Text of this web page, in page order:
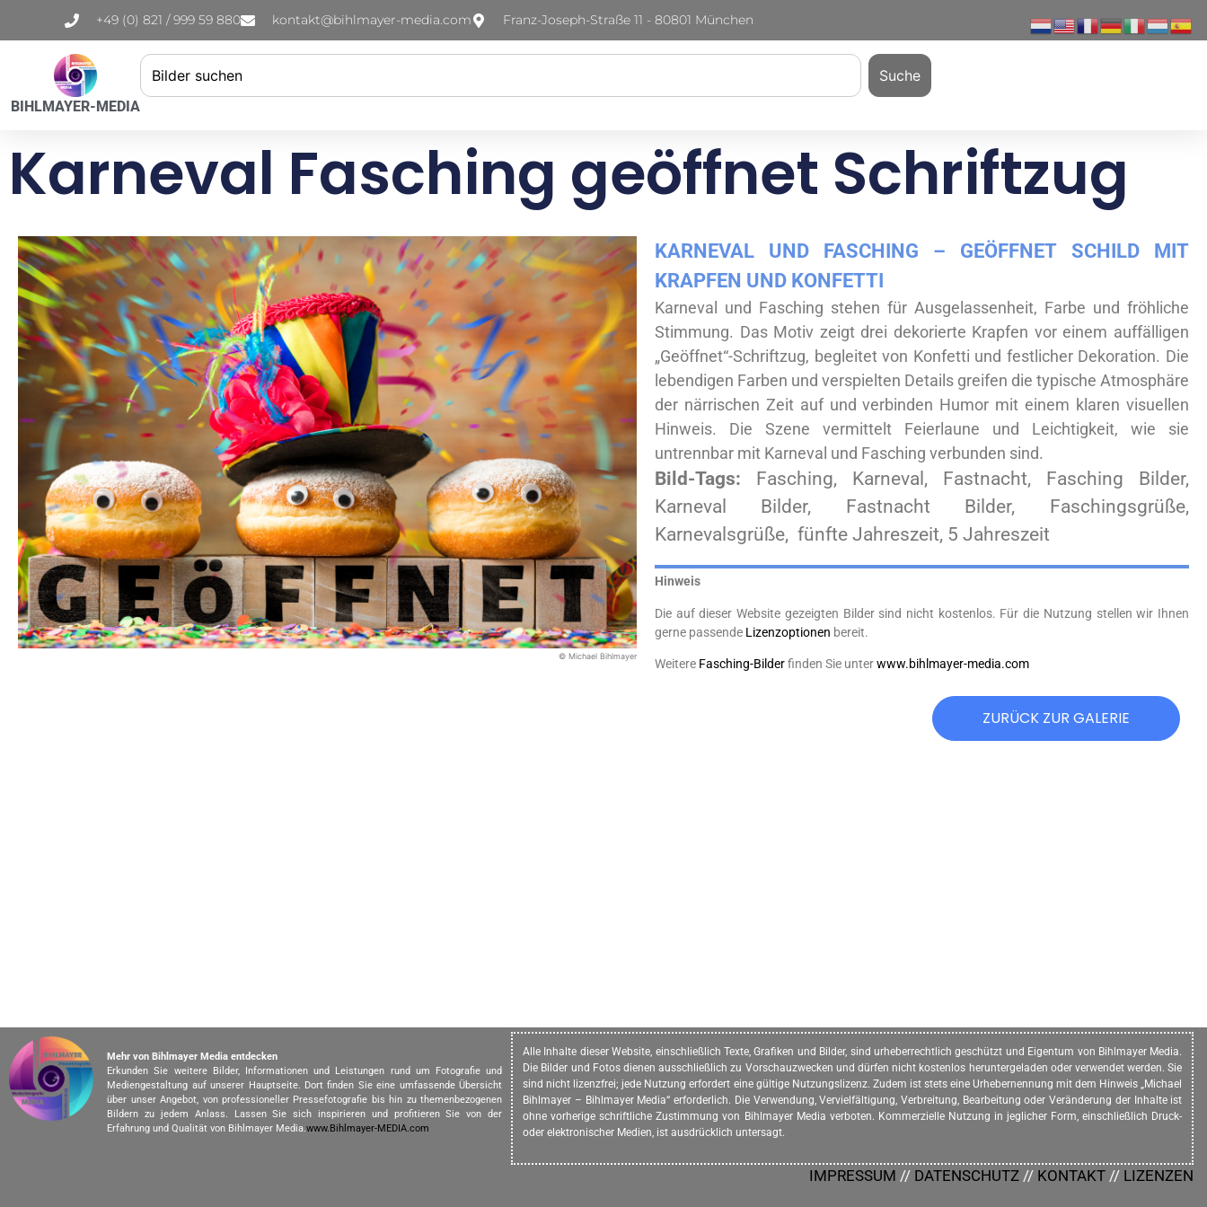
+49 (0) 821 / 999 59 880 kontakt@bihlmayer-media.com Franz-Joseph-Straße 11 - 80801 München
BIHLMAYER-MEDIA
Suche
Karneval Fasching geöffnet Schriftzug
© Michael Bihlmayer
KARNEVAL UND FASCHING – GEÖFFNET SCHILD MIT
KRAPFEN UND KONFETTI
Karneval und Fasching stehen für Ausgelassenheit, Farbe und fröhliche
Stimmung. Das Motiv zeigt drei dekorierte Krapfen vor einem auffälligen
„Geöffnet“-Schriftzug, begleitet von Konfetti und festlicher Dekoration. Die
lebendigen Farben und verspielten Details greifen die typische Atmosphäre
der närrischen Zeit auf und verbinden Humor mit einem klaren visuellen
Hinweis. Die Szene vermittelt Feierlaune und Leichtigkeit, wie sie
untrennbar mit Karneval und Fasching verbunden sind.
Bild-Tags: Fasching, Karneval, Fastnacht, Fasching Bilder,
Karneval Bilder, Fastnacht Bilder, Faschingsgrüße,
Karnevalsgrüße, fünfte Jahreszeit, 5 Jahreszeit
Hinweis
Die auf dieser Website gezeigten Bilder sind nicht kostenlos. Für die Nutzung stellen wir Ihnen
gerne passende Lizenzoptionen bereit.
Weitere Fasching-Bilderfinden Sie unterwww.bihlmayer-media.com
ZURÜCK ZUR GALERIE
Mehr von Bihlmayer Media entdecken
Erkunden Sie weitere Bilder, Informationen und Leistungen rund um Fotografie und
Mediengestaltung auf unserer Hauptseite. Dort finden Sie eine umfassende Übersicht
über unser Angebot, von professioneller Pressefotografie bis hin zu themenbezogenen
Bildern zu jedem Anlass. Lassen Sie sich inspirieren und profitieren Sie von der
Erfahrung und Qualität von Bihlmayer Media.www.Bihlmayer-MEDIA.com
Alle Inhalte dieser Website, einschließlich Texte, Grafiken und Bilder, sind urheberrechtlich geschützt und Eigentum von Bihlmayer Media.
Die Bilder und Fotos dienen ausschließlich zu Vorschauzwecken und dürfen nicht kostenlos heruntergeladen oder verwendet werden. Sie
sind nicht lizenzfrei; jede Nutzung erfordert eine gültige Nutzungslizenz. Zudem ist stets eine Urhebernennung mit dem Hinweis „Michael
Bihlmayer – Bihlmayer Media“ erforderlich. Die Verwendung, Vervielfältigung, Verbreitung, Bearbeitung oder Veränderung der Inhalte ist
ohne vorherige schriftliche Zustimmung von Bihlmayer Media verboten. Kommerzielle Nutzung in jeglicher Form, einschließlich Druck-
oder elektronischer Medien, ist ausdrücklich untersagt.
IMPRESSUM // DATENSCHUTZ // KONTAKT // LIZENZEN